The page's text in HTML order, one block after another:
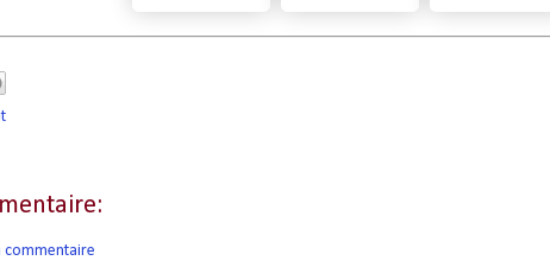
commentaire